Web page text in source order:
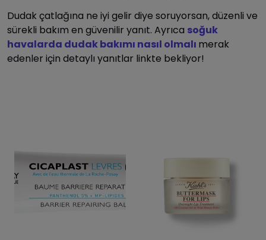
Dudak çatlağına ne iyi gelir diye soruyorsan, düzenli ve
sürekli bakım en güvenilir yanıt. Ayrıca soğuk
havalarda dudak bakımı nasıl olmalı merak
edenler için detaylı yanıtlar linkte bekliyor!